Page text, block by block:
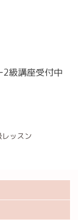
2級講座受付中
ッスン